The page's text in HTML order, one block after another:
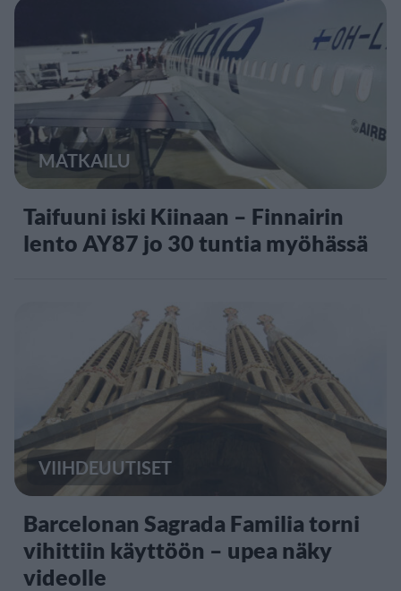
MATKAILU
Taifuuni iski Kiinaan – Finnairin
lento AY87 jo 30 tuntia myöhässä
VIIHDEUUTISET
Barcelonan Sagrada Familia torni
vihittiin käyttöön – upea näky
videolle